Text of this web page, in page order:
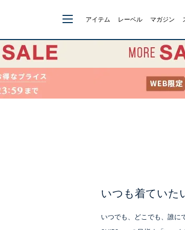
アイテム レーベル マガジン
いつも着ていた
いつでも、どこでも、誰に